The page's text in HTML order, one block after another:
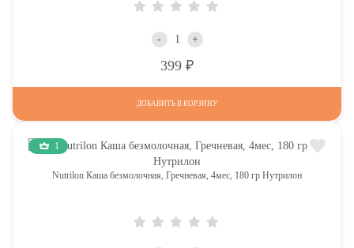
- +
399
ДОБАВИТЬ В КОРЗИНУ
1
Nutrilon Каша безмолочная, Гречневая, 4мес, 180 гр Нутрилон